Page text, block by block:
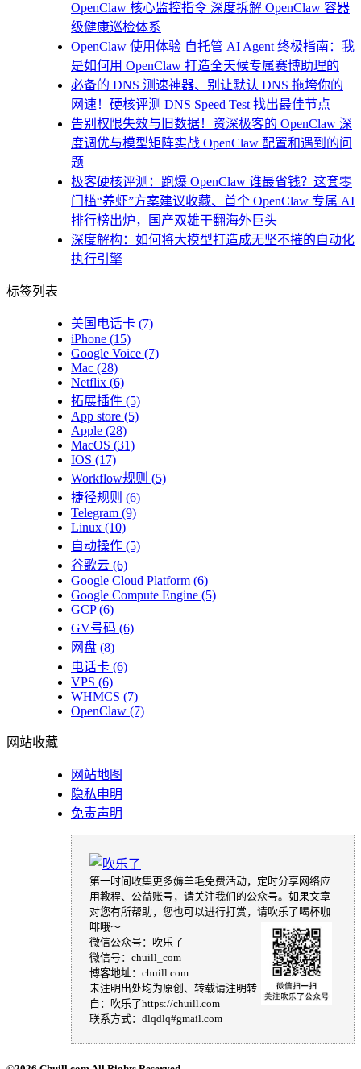
OpenClaw 核心监控指令 深度拆解 OpenClaw 容器
级健康巡检体系
OpenClaw 使用体验 自托管 AI Agent 终极指南：我
是如何用 OpenClaw 打造全天候专属赛博助理的
必备的 DNS 测速神器、别让默认 DNS 拖垮你的
网速！硬核评测 DNS Speed Test 找出最佳节点
告别权限失效与旧数据！资深极客的 OpenClaw 深
度调优与模型矩阵实战 OpenClaw 配置和遇到的问
题
极客硬核评测：跑爆 OpenClaw 谁最省钱？这套零
门槛“养虾”方案建议收藏、首个 OpenClaw 专属 AI
排行榜出炉，国产双雄干翻海外巨头
深度解构：如何将大模型打造成无坚不摧的自动化
执行引擎
标签列表
美国电话卡 (7)
iPhone (15)
Google Voice (7)
Mac (28)
Netflix (6)
拓展插件 (5)
App store (5)
Apple (28)
MacOS (31)
IOS (17)
Workflow规则 (5)
捷径规则 (6)
Telegram (9)
Linux (10)
自动操作 (5)
谷歌云 (6)
Google Cloud Platform (6)
Google Compute Engine (5)
GCP(6)
GV号码 (6)
网盘 (8)
电话卡 (6)
VPS (6)
WHMCS (7)
OpenClaw (7)
网站收藏
网站地图
隐私申明
免责声明
第一时间收集更多薅羊毛免费活动，定时分享网络应
用教程、公益账号，请关注我们的公众号。如果文章
对您有所帮助，您也可以进行打赏，请吹乐了喝杯咖
啡哦～
微信公众号：吹乐了
微信号：chuill_com
博客地址：chuill.com
未注明出处均为原创、转载请注明转
自：吹乐了https://chuill.com
联系方式：dlqdlq#gmail.com